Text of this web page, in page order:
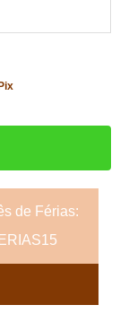
de Férias: